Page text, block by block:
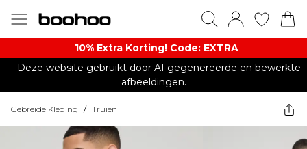
10% Extra Korting! Code: EXTRA​
Deze website gebruikt door AI gegenereerde en bewerkte
afbeeldingen.
Gebreide Kleding / Truien